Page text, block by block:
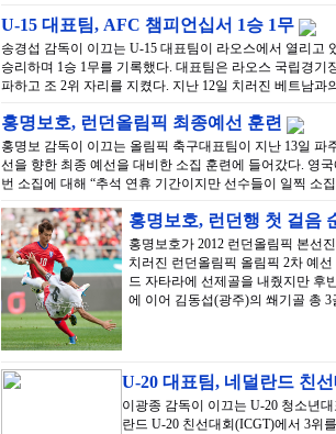
U-15 대표팀, AFC 챔피언십서 1승 1무
송경섭 감독이 이끄는 U-15 대표팀이 라오스에서 열리고
승리하며 1승 1무를 기록했다. 대표팀은 라오스 국립경기
파하고 조 2위 자리를 지켰다. 지난 12일 치러진 베트남
홍명보호, 런던올림픽 최종예선 훈련
홍명보 감독이 이끄는 올림픽 축구대표팀이 지난 13일
선을 향한 최종 예선을 대비한 소집 훈련에 들어갔다. 영
번 소집에 대해 “추석 연휴 기간이지만 선수들이 일찍 소
홍명보호, 런던행 첫 걸음
홍명보호가 2012 런던올림픽 본선
치러진 런던올림픽 올림픽 2차 예
드 자타라에 선제골을 내줬지만 후
에 이어 김동섭(광주)의 쐐기골 총
U-20 대표팀, 네덜란드 친
이광종 감독이 이끄는 U-20 청소년
란드 U-20 친선대회(ICGT)에서 3위